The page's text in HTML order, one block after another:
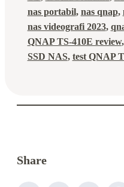
nas portabil, nas qnap,
nas videografi 2023,
QNAP TS-410E review,
SSD NAS, test QNAP
Share